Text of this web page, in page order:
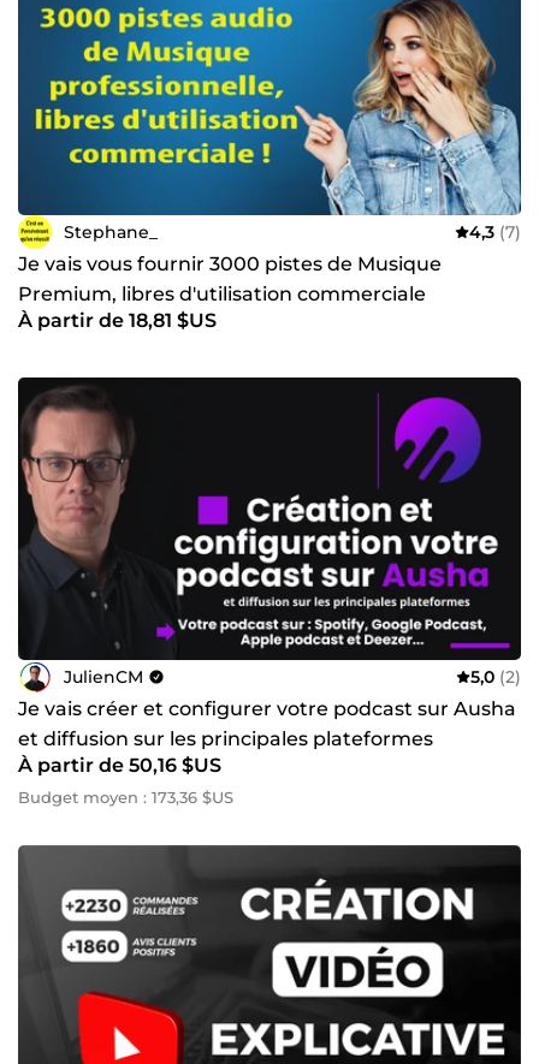
Stephane_ 4,3 (7)
Je vais vous fournir 3000 pistes de Musique
Premium, libres d'utilisation commerciale
À partir de 18,81 $US
JulienCM 5,0 (2)
Je vais créer et configurer votre podcast sur Ausha
et diffusion sur les principales plateformes
À partir de 50,16 $US
Budget moyen : 173,36 $US